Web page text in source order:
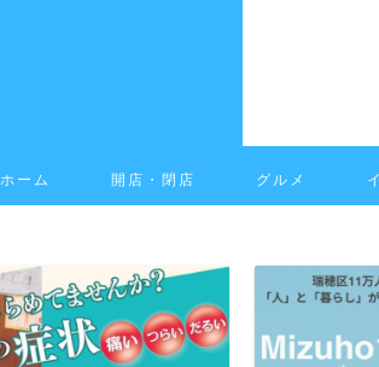
ホーム 開店・閉店 グルメ